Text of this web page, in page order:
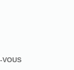
VOUS